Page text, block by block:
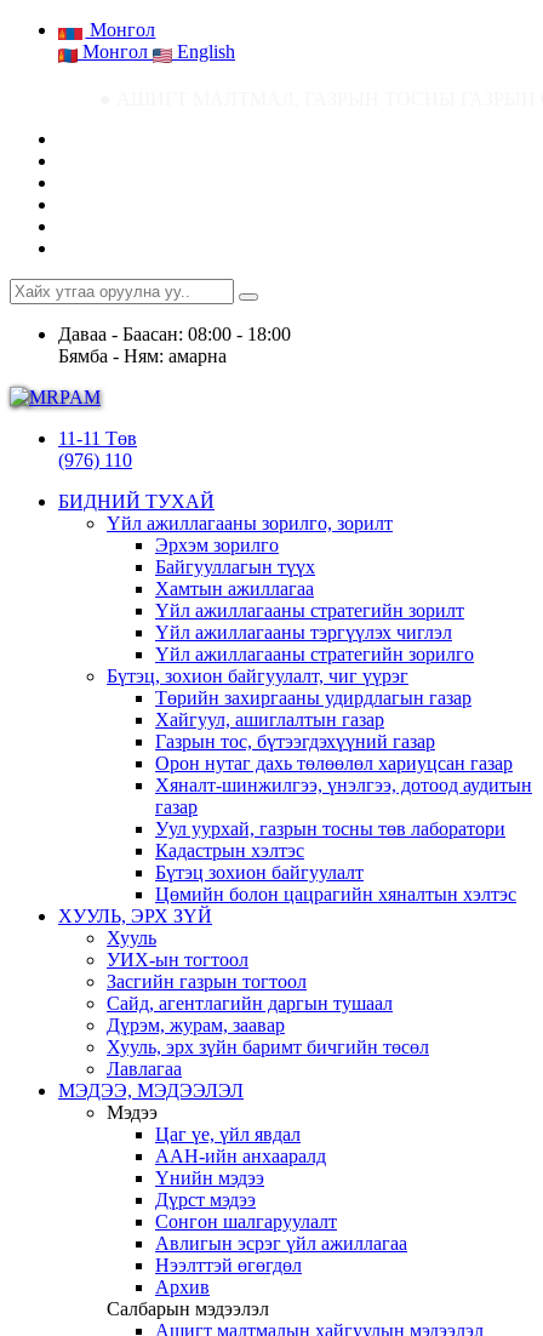
Монгол
Монгол
English
Даваа - Баасан: 08:00 - 18:00
Бямба - Ням: амарна
11-11 Төв
(976) 110
БИДНИЙ ТУХАЙ
Үйл ажиллагааны зорилго, зорилт
Эрхэм зорилго
Байгууллагын түүх
Хамтын ажиллагаа
Үйл ажиллагааны стратегийн зорилт
Үйл ажиллагааны тэргүүлэх чиглэл
Үйл ажиллагааны стратегийн зорилго
Бүтэц, зохион байгуулалт, чиг үүрэг
Төрийн захиргааны удирдлагын газар
Хайгуул, ашиглалтын газар
Газрын тос, бүтээгдэхүүний газар
Орон нутаг дахь төлөөлөл хариуцсан газар
Хяналт-шинжилгээ, үнэлгээ, дотоод аудитын
газар
Уул уурхай, газрын тосны төв лаборатори
Кадастрын хэлтэс
Бүтэц зохион байгуулалт
Цөмийн болон цацрагийн хяналтын хэлтэс
ХУУЛЬ, ЭРХ ЗҮЙ
Хууль
УИХ-ын тогтоол
Засгийн газрын тогтоол
Сайд, агентлагийн даргын тушаал
Дүрэм, журам, заавар
Хууль, эрх зүйн баримт бичгийн төсөл
Лавлагаа
МЭДЭЭ, МЭДЭЭЛЭЛ
Мэдээ
Цаг үе, үйл явдал
ААН-ийн анхааралд
Үнийн мэдээ
Дүрст мэдээ
Сонгон шалгаруулалт
Авлигын эсрэг үйл ажиллагаа
Нээлттэй өгөгдөл
Архив
Салбарын мэдээлэл
Ашигт малтмалын хайгуулын мэдээлэл